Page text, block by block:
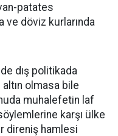
patates
ve döviz kurlarında
dış politikada
olmasa bile
muhalefetin laf
karşı ülke
direniş hamlesi